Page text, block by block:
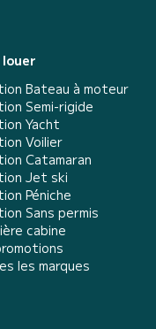
louer
Bateau à moteur
Semi-rigide
Yacht
Voilier
Catamaran
Jet ski
Péniche
Sans permis
cabine
les marques